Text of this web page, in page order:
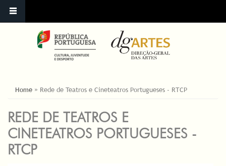
ESTÁ AQUI
Home » Rede de Teatros e Cineteatros Portugueses - RTCP
REDE DE TEATROS E
CINETEATROS PORTUGUESES -
RTCP